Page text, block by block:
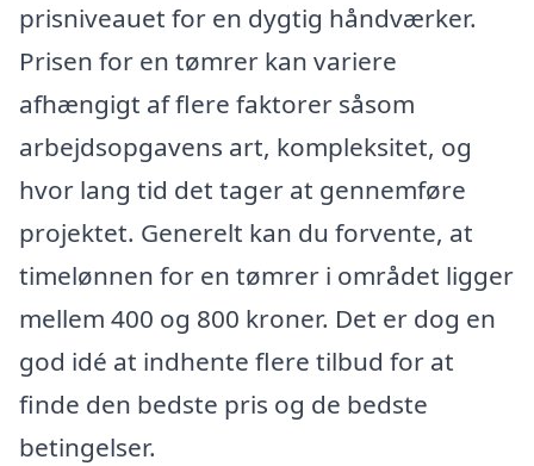
prisniveauet for en dygtig håndværker.
Prisen for en tømrer kan variere
afhængigt af flere faktorer såsom
arbejdsopgavens art, kompleksitet, og
hvor lang tid det tager at gennemføre
projektet. Generelt kan du forvente, at
timelønnen for en tømrer i området ligger
mellem 400 og 800 kroner. Det er dog en
god idé at indhente flere tilbud for at
finde den bedste pris og de bedste
betingelser.